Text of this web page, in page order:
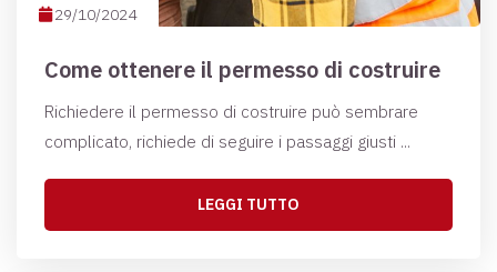
29/10/2024
Come ottenere il permesso di costruire
Richiedere il permesso di costruire può sembrare
complicato, richiede di seguire i passaggi giusti ...
LEGGI TUTTO